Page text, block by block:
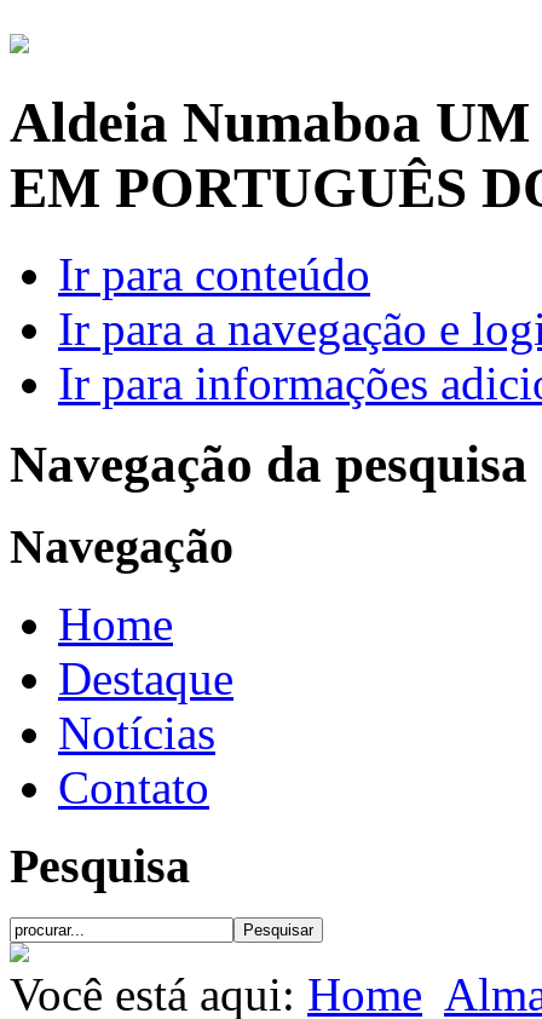
Aldeia Numaboa UM
EM PORTUGUÊS
Ir para conteúdo
Ir para a navegação e
Ir para informações
Navegação da pesquisa
Navegação
Home
Destaque
Notícias
Contato
Pesquisa
Você está aqui: Home